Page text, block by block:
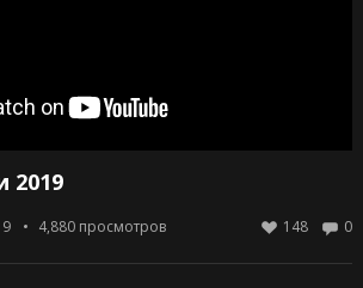
2019
4,880просмотров 0
148